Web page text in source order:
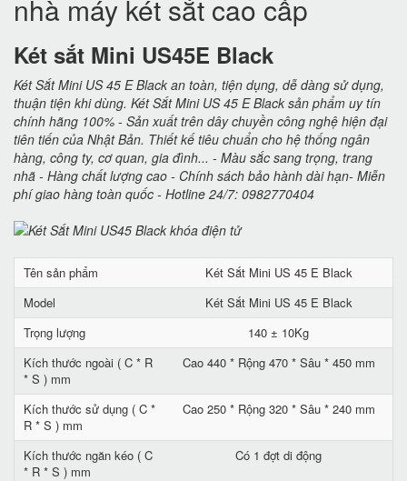
nhà máy két sắt cao cấp
Két sắt Mini US45E Black
Két Sắt Mini US 45 E Black an toàn, tiện dụng, dễ dàng sử dụng,
thuận tiện khi dùng. Két Sắt Mini US 45 E Black sản phẩm uy tín
chính hãng 100% - Sản xuất trên dây chuyền công nghệ hiện đại
tiên tiến của Nhật Bản. Thiết kế tiêu chuẩn cho hệ thống ngân
hàng, công ty, cơ quan, gia đình... - Màu sắc sang trọng, trang
nhã - Hàng chất lượng cao - Chính sách bảo hành dài hạn- Miễn
phí giao hàng toàn quốc - Hotline 24/7: 0982770404
Tên sản phẩm
Két Sắt Mini US 45 E Black
Model
Két Sắt Mini US 45 E Black
Trọng lượng
140 ± 10Kg
Kích thước ngoài ( C * R
* S ) mm
Cao 440 * Rộng 470 * Sâu * 450 mm
Kích thước sử dụng ( C *
R * S ) mm
Cao 250 * Rộng 320 * Sâu * 240 mm
Kích thước ngăn kéo ( C
* R * S ) mm
Có 1 đợt di động